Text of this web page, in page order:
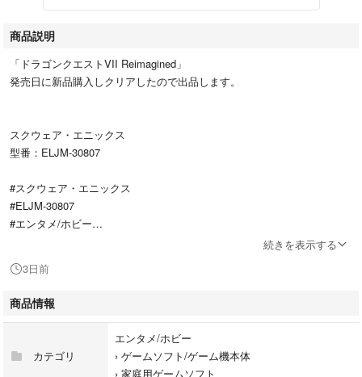
商品説明
「ドラゴンクエストVII Reimagined」
発売日に新品購入しクリアしたので出品します。
スクウェア・エニックス
型番：ELJM-30807
#スクウェア・エニックス
#ELJM-30807
#エンタメ/ホビー
続きを表示する
3日前
商品情報
カテゴリ
エンタメ/ホビー
› ゲームソフト/ゲーム機本体
› 家庭用ゲームソフト